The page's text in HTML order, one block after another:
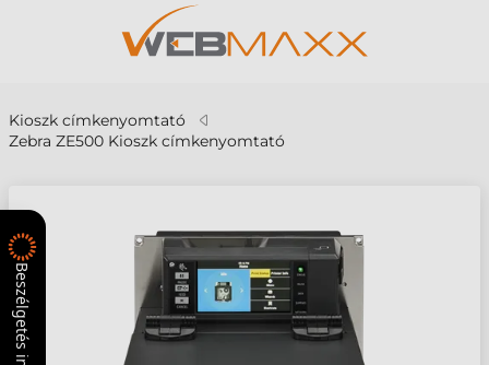
Kioszk címkenyomtató
Zebra ZE500 Kioszk címkenyomtató